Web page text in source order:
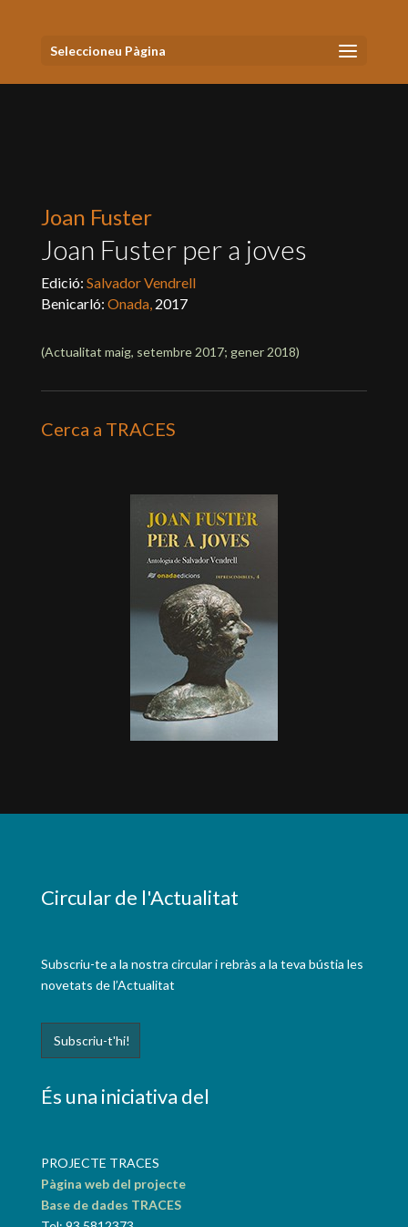
Seleccioneu Pàgina
Joan Fuster
Joan Fuster per a joves
Edició: Salvador Vendrell
Benicarló: Onada, 2017
(Actualitat maig, setembre 2017; gener 2018)
Cerca a TRACES
Circular de l'Actualitat
Subscriu-te a la nostra circular i rebràs a la teva bústia les
novetats de l’Actualitat
És una iniciativa del
PROJECTE TRACES
Pàgina web del projecte
Base de dades TRACES